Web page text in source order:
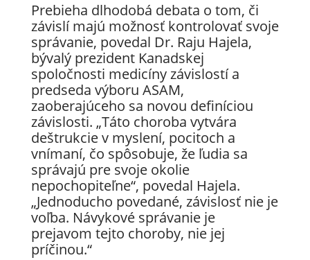
Prebieha dlhodobá debata o tom, či
závislí majú možnosť kontrolovať svoje
správanie, povedal Dr. Raju Hajela,
bývalý prezident Kanadskej
spoločnosti medicíny závislostí a
predseda výboru ASAM,
zaoberajúceho sa novou definíciou
závislosti. „Táto choroba vytvára
deštrukcie v myslení, pocitoch a
vnímaní, čo spôsobuje, že ľudia sa
správajú pre svoje okolie
nepochopiteľne“, povedal Hajela.
„Jednoducho povedané, závislosť nie je
voľba. Návykové správanie je
prejavom tejto choroby, nie jej
príčinou.“